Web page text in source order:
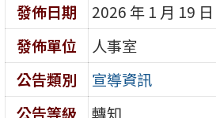
發佈日期
2026 年 1 月 19 日
發佈單位
人事室
公告類別
宣導資訊
公告等級
轉知